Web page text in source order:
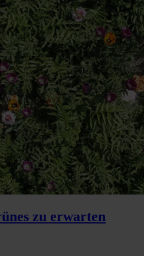
zu erwarten